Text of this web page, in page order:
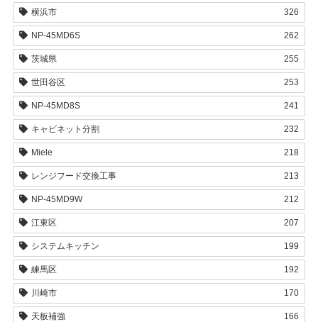
横浜市 326
NP-45MD6S 262
茨城県 255
世田谷区 253
NP-45MD8S 241
キャビネット分割 232
Miele 218
レンジフード交換工事 213
NP-45MD9W 212
江東区 207
システムキッチン 199
練馬区 192
川崎市 170
天板補強 166